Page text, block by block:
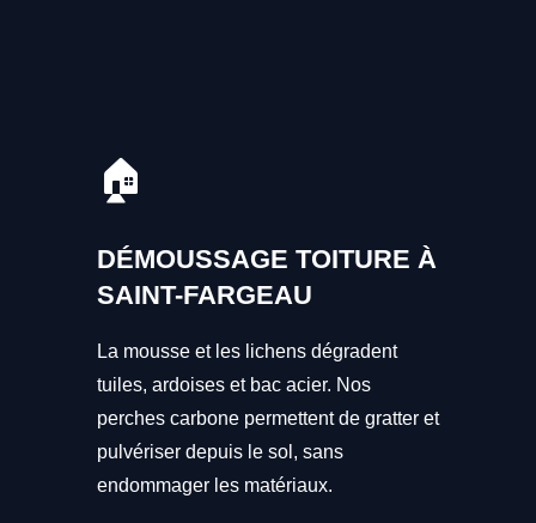
🏠
DÉMOUSSAGE TOITURE À
SAINT-FARGEAU
La mousse et les lichens dégradent
tuiles, ardoises et bac acier. Nos
perches carbone permettent de gratter et
pulvériser depuis le sol, sans
endommager les matériaux.